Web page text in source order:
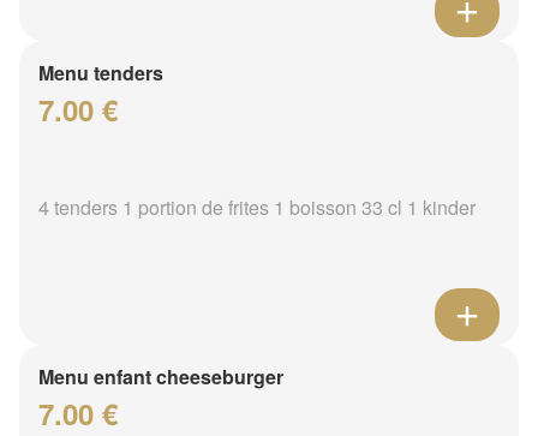
Menu tenders
7.00 €
4 tenders 1 portion de frites 1 boisson 33 cl 1 kinder
Menu enfant cheeseburger
7.00 €